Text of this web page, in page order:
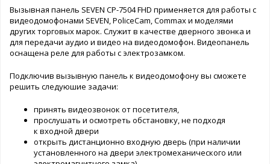
Вызывная панель SEVEN CP-7504 FHD применяется для работы с
видеодомофонами SEVEN, PoliceCam, Commax и моделями
других торговых марок. Служит в качестве дверного звонка и
для передачи аудио и видео на видеодомофон. Видеопанель
оснащена реле для работы с электрозамком.
Подключив вызывную панель к видеодомофону вы сможете
решить следуюшие задачи:
принять видеозвонок от посетителя,
прослушать и осмотреть обстановку, не подходя
к входной двери
открыть дистанционно входную дверь (при наличии
установленного на двери электромеханического или